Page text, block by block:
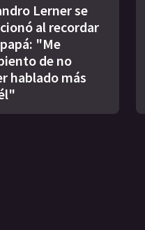
Lerner se
al recordar
"Me
de no
hablado más